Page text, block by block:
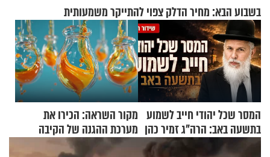
בשבוע הבא: מחיר הדלק צפוי להתייקר משמעותית
המסר שכל יהודי חייב לשמוע
בתשעה באב: הרה"ג זמיר כהן
בשיעור מיוחד
מקור השראה: הכירו את
מערכת ההגנה של הקיבה